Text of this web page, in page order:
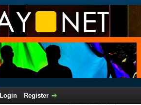
Login
Register